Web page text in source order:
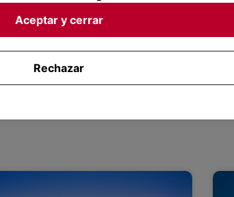
Aceptar y cerrar
Rechazar